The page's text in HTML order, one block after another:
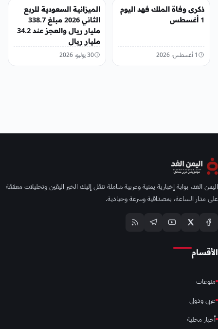
عربي ودولي
ذكرى وفاة الملك فهد اليوم
1 أغسطس
1 أغسطس، 2026
عربي ودولي
الميزانية السعودية للربع
الثاني 2026 مبلغ 338.7
مليار ريال والعجز عند 34.2
مليار ريال
30 يوليو، 2026
اليمن الغد، بوابة إخبارية يمنية وعربية شاملة تنقل إليك الخبر اليقين وتحليلات معمّقة
على مدار الساعة، بمصداقية وسرعة وحيادية.
الأقسام
منوعات
عربي ودولي
أخبار محلية